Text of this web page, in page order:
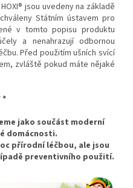
jsou uvedeny na základě
Státním ústavem pro
v tomto popisu produktu
a nenahrazují odbornou
Před použitím ušních svící
zvláště pokud máte nějaké
*
jako součást moderní
domácnosti.
přírodní léčbou, ale jsou
preventivního použití.